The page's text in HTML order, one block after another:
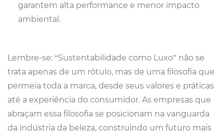
garantem alta performance e menor impacto
ambiental.
Lembre-se: “Sustentabilidade como Luxo” não se
trata apenas de um rótulo, mas de uma filosofia que
permeia toda a marca, desde seus valores e práticas
até a experiência do consumidor. As empresas que
abraçam essa filosofia se posicionam na vanguarda
da indústria da beleza, construindo um futuro mais